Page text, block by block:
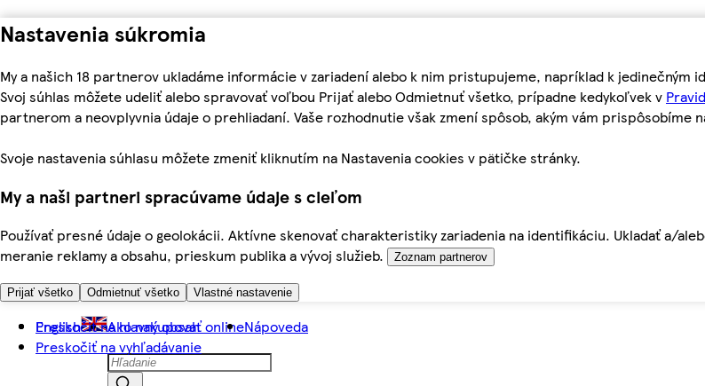
Nastavenia súkromia
My a našich 18 partnerov ukladáme informácie v zariadení alebo k nim pristupujeme, napríklad k
Svoj súhlas môžete udeliť alebo spravovať voľbou Prijať alebo Odmietnuť všetko, prípadne kedykoľvek v
partnerom a neovplyvnia údaje o prehliadaní. Vaše rozhodnutie však zmení spôsob, akým vám prispôsobíme
Svoje nastavenia súhlasu môžete zmeniť kliknutím na Nastavenia cookies v pätičke stránky.
My a naši partneri spracúvame údaje s cieľom
Používať presné údaje o geolokácii. Aktívne skenovať charakteristiky zariadenia na identifikáciu. Ukladať a/
meranie reklamy a obsahu, prieskum publika a vývoj služieb.
Zoznam partnerov
Prijať všetko Odmietnuť všetko Vlastné nastavenie
Preskočiť na hlavný obsah
Preskočiť na vyhľadávanie
English Ako nakupovať onlineNápoveda